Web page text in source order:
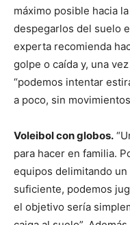
máximo posible hacia
despegarlos del suelo
experta recomienda
golpe o caída y, una
“podemos intentar
a poco, sin
Voleibol con globos.
para hacer en familia.
equipos delimitando
suficiente, podemos
el objetivo sería